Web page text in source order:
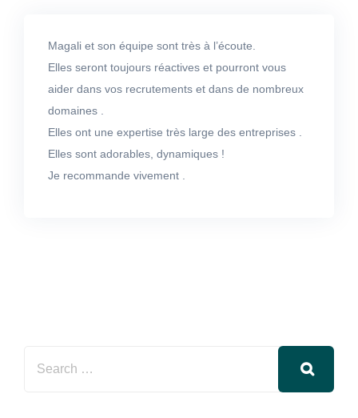
Magali et son équipe sont très à l’écoute.
Elles seront toujours réactives et pourront vous
aider dans vos recrutements et dans de nombreux
domaines .
Elles ont une expertise très large des entreprises .
Elles sont adorables, dynamiques !
Je recommande vivement .